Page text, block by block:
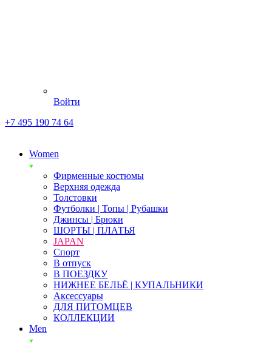
Войти
+7 495 190 74 64
Women
Фирменные костюмы
Верхняя одежда
Толстовки
Футболки | Топы | Рубашки
Джинсы | Брюки
ШОРТЫ | ПЛАТЬЯ
JAPAN
Спорт
В отпуск
В ПОЕЗДКУ
НИЖНЕЕ БЕЛЬЁ | КУПАЛЬНИКИ
Аксессуары
ДЛЯ ПИТОМЦЕВ
КОЛЛЕКЦИИ
Men